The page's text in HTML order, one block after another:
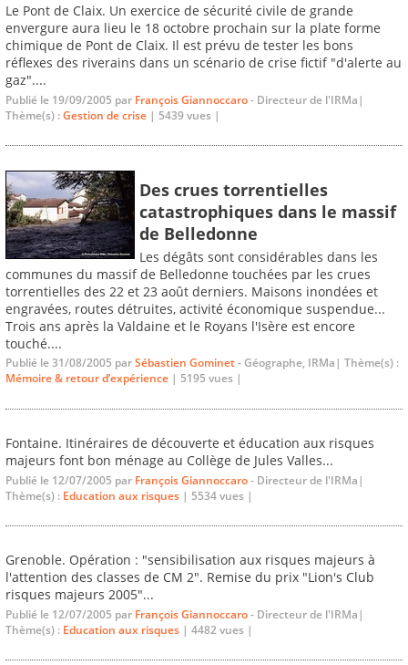
Le Pont de Claix. Un exercice de sécurité civile de grande
envergure aura lieu le 18 octobre prochain sur la plate forme
chimique de Pont de Claix. Il est prévu de tester les bons
réflexes des riverains dans un scénario de crise fictif "d'alerte au
gaz"....
Publié le 19/09/2005 par François Giannoccaro- Directeur de l'IRMa|
Thème(s) :Gestion de crise | 5439 vues |
Des crues torrentielles
catastrophiques dans le massif
de Belledonne
Les dégâts sont considérables dans les
communes du massif de Belledonne touchées par les crues
torrentielles des 22 et 23 août derniers. Maisons inondées et
engravées, routes détruites, activité économique suspendue...
Trois ans après la Valdaine et le Royans l'Isère est encore
touché....
Publié le 31/08/2005 parSébastien Gominet- Géographe, IRMa| Thème(s) :
Mémoire & retour d’expérience | 5195 vues |
Fontaine. Itinéraires de découverte et éducation aux risques
majeurs font bon ménage au Collège de Jules Valles...
Publié le 12/07/2005 par François Giannoccaro- Directeur de l'IRMa|
Thème(s) : Education aux risques | 5534 vues |
Grenoble. Opération : "sensibilisation aux risques majeurs à
l'attention des classes de CM 2". Remise du prix "Lion's Club
risques majeurs 2005"...
Publié le 12/07/2005 par François Giannoccaro- Directeur de l'IRMa|
Thème(s) : Education aux risques | 4482 vues |